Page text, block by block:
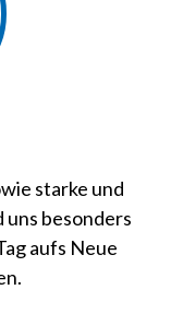
starke und
besonders
aufs Neue